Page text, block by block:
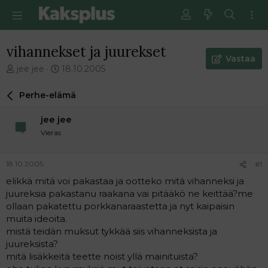
vihannekset ja juurekset
V
e
i
t
u
n
a
l
o
t
t
jee jee
E
s
m
n
v
i
e
18.10.2005
Vastaa
Perhe-elämä
jee jee
Vieras
18.10.2005 #1
elikkä mitä voi pakastaa ja ootteko mitä vihanneksi ja
juureksia pakastanu raakana vai pitääkö ne keittää?me
ollaan pakatettu porkkanaraastetta ja nyt kaipaisin
muita ideoita.
mistä teidän muksut tykkää siis vihanneksista ja
juureksista?
mitä lisäkkeitä teette noist yllä mainituista?